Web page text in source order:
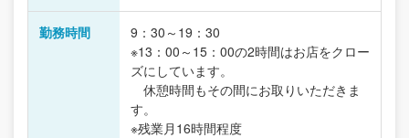
勤務時間
9：30～19：30
※13：00～15：00の2時間はお店をクロー
ズにしています。
休憩時間もその間にお取りいただきま
す。
※残業月16時間程度